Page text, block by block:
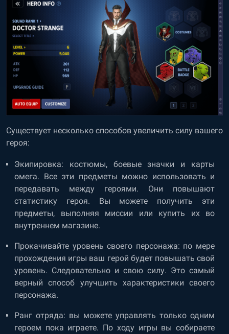
Существует несколько способов увеличить силу вашего
героя:
Экипировка: костюмы, боевые значки и карты
омега. Все эти предметы можно использовать и
передавать между героями. Они повышают
статистику героя. Вы можете получить эти
предметы, выполняя миссии или купить их во
внутреннем магазине.
Прокачивайте уровень своего персонажа: по мере
прохождения игры ваш герой будет повышать свой
уровень. Следовательно и свою силу. Это самый
верный способ улучшить характеристики своего
персонажа.
Ранг отряда: вы можете управлять только одним
героем пока играете. По ходу игры вы собираете